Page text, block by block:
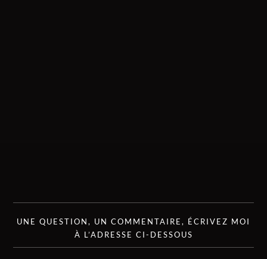
UNE QUESTION, UN COMMENTAIRE, ÉCRIVEZ MOI
À L’ADRESSE CI-DESSOUS